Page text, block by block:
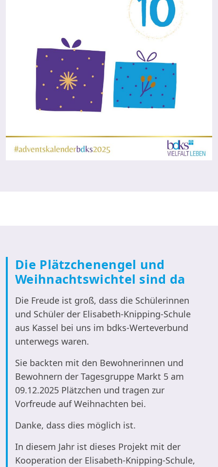
Die Plätzchenengel und
Weihnachtswichtel sind da
Die Freude ist groß, dass die Schülerinnen
und Schüler der Elisabeth-Knipping-Schule
aus Kassel bei uns im bdks-Werteverbund
unterwegs waren.
Sie backten mit den Bewohnerinnen und
Bewohnern der Tagesgruppe Markt 5 am
09.12.2025 Plätzchen und tragen zur
Vorfreude auf Weihnachten bei.
Danke, dass dies möglich ist.
In diesem Jahr ist dieses Projekt mit der
Kooperation der Elisabeth-Knipping-Schule,